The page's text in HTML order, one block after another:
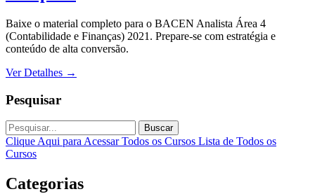
Baixe o material completo para o BACEN Analista Área 4
(Contabilidade e Finanças) 2021. Prepare-se com estratégia e
conteúdo de alta conversão.
Ver Detalhes →
Pesquisar
Buscar
Clique Aqui para Acessar Todos os Cursos Lista de Todos os
Cursos
Categorias